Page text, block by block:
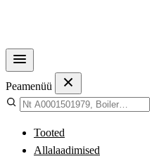
Peamenüü
Tooted
Allalaadimised